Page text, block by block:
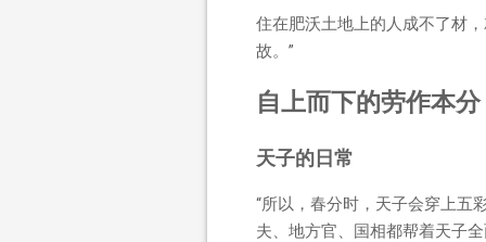
住在肥沃土地上的人成不了材
故。”
自上而下的劳作本分
天子的日常
“所以，春分时，天子会穿上五
夫、地方官、国相都帮着天子全